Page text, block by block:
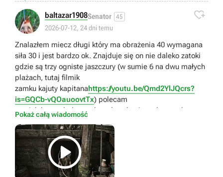
baltazar1908Senator 45
2026-07-12, 24 dni temu

Znalazłem miecz długi który ma obrażenia 40 wymagana
siła 30 i jest bardzo ok. Znajduje się on nie daleko zatoki
gdzie są trzy ogniste jaszczury (w sumie 6 na dwu małych
plażach, tutaj filmik
zamku kajuty kapitanahttps://youtu.be/Qmd2YlJQcrs?
is=GQCb-vQOauoovtTx ) polecam
na nich kuszę, bełty ma kowal w obozie na bagnach.
Pokaż całą wiadomość
